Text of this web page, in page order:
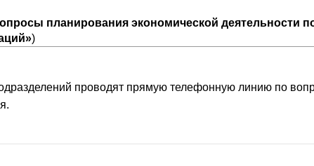
планирования экономической деятельности
)
проводят прямую телефонную линию по